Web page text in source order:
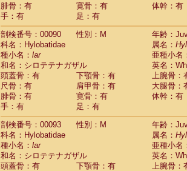
HylobatidaeHylobates pileatus(2)
Hylobatidae Hylobates
HylobatidaeHylobateshybrid(0)
HylobatidaeNomascus concolor(0)
Hylobatidae
Symphalangus
Hominidae
(0)
HominidaePan troglodytes
Hominidae Gorilla gorilla beringei(0)
Hominidae Gorilla gorilla gorilla(0)
Primates misc.(0)
Scandentia Dendrogale melanura
Scandentia Ptilocercus lowii
Scandentia
Scandentia
ScandentiaTupaia minor
腓骨：有
寛骨：有
体幹：有
手：有
足：有
剖検番号：00090
性別：M
年齢：
科名：Hylobatidae
属名：
種小名： lar
亜種小名
和名：シロテテナガザル
英名：
頭蓋骨：有
下顎骨：有
上腕骨：
尺骨：有
肩甲骨：有
大腿骨：
腓骨：有
寛骨：有
体幹：有
手：有
足：有
剖検番号：00093
性別：M
年齢：
科名：Hylobatidae
属名：
種小名： lar
亜種小名
和名：シロテテナガザル
英名：
頭蓋骨：有
下顎骨：有
上腕骨：